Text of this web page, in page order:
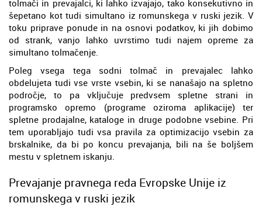
tolmači in prevajalci, ki lahko izvajajo, tako konsekutivno in
šepetano kot tudi simultano iz romunskega v ruski jezik. V
toku priprave ponude in na osnovi podatkov, ki jih dobimo
od strank, vanjo lahko uvrstimo tudi najem opreme za
simultano tolmačenje.
Poleg vsega tega sodni tolmač in prevajalec lahko
obdelujeta tudi vse vrste vsebin, ki se nanašajo na spletno
področje, to pa vključuje predvsem spletne strani in
programsko opremo (programe oziroma aplikacije) ter
spletne prodajalne, kataloge in druge podobne vsebine. Pri
tem uporabljajo tudi vsa pravila za optimizacijo vsebin za
brskalnike, da bi po koncu prevajanja, bili na še boljšem
mestu v spletnem iskanju.
Prevajanje pravnega reda Evropske Unije iz
romunskega v ruski jezik